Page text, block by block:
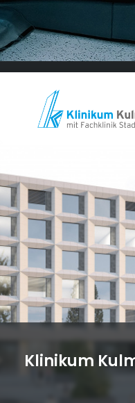
Klinikum